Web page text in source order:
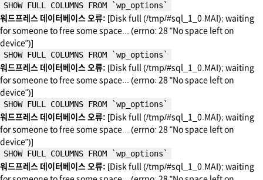
SHOW FULL COLUMNS FROM `wp_options`
워드프레스 데이터베이스 오류: [Disk full (/tmp/#sql_1_0.MAI); waiting
for someone to free some space... (errno: 28 "No space left on
device")]
SHOW FULL COLUMNS FROM `wp_options`
워드프레스 데이터베이스 오류: [Disk full (/tmp/#sql_1_0.MAI); waiting
for someone to free some space... (errno: 28 "No space left on
device")]
SHOW FULL COLUMNS FROM `wp_options`
워드프레스 데이터베이스 오류: [Disk full (/tmp/#sql_1_0.MAI); waiting
for someone to free some space... (errno: 28 "No space left on
device")]
SHOW FULL COLUMNS FROM `wp_options`
워드프레스 데이터베이스 오류: [Disk full (/tmp/#sql_1_0.MAI); waiting